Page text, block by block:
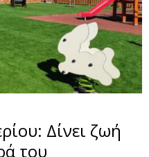
Δίνει ζωή
του